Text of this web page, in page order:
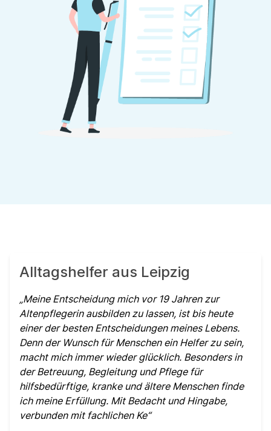
Alltagshelfer aus Leipzig
Meine Entscheidung mich vor 19 Jahren zur
Altenpflegerin ausbilden zu lassen, ist bis heute
einer der besten Entscheidungen meines Lebens.
Denn der Wunsch für Menschen ein Helfer zu sein,
macht mich immer wieder glücklich. Besonders in
der Betreuung, Begleitung und Pflege für
hilfsbedürftige, kranke und ältere Menschen finde
ich meine Erfüllung. Mit Bedacht und Hingabe,
verbunden mit fachlichen Ke